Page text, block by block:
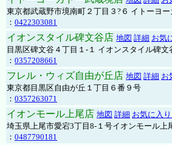
東京都武蔵野市境南町２丁目３?６ イトーヨ
： 0422303081
イオンスタイル碑文谷店 地図 詳細 お気
目黒区碑文谷４丁目１-１ イオンスタイル碑文
： 0357208661
フレル・ウィズ自由が丘店 地図 詳細 お
東京都目黒区自由が丘１丁目６番９号
： 0357263071
イオンモール上尾店 地図 詳細 お気に入
埼玉県上尾市愛宕3丁目8-１号イオンモール上
： 0487790181